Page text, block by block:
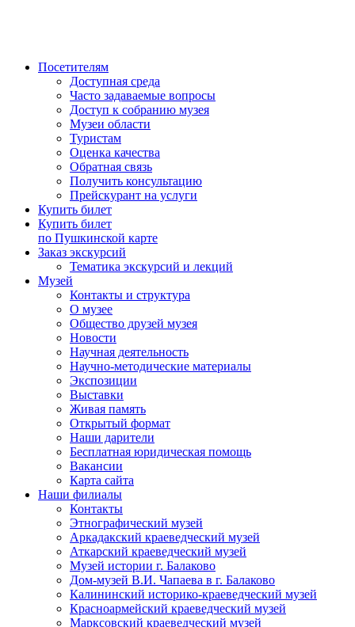
Посетителям
Доступная среда
Часто задаваемые вопросы
Доступ к собранию музея
Музеи области
Туристам
Оценка качества
Обратная связь
Получить консультацию
Прейскурант на услуги
Купить билет
Купить билет
по Пушкинской карте
Заказ экскурсий
Тематика экскурсий и лекций
Музей
Контакты и структура
О музее
Общество друзей музея
Новости
Научная деятельность
Научно-методические материалы
Экспозиции
Выставки
Живая память
Открытый формат
Наши дарители
Бесплатная юридическая помощь
Вакансии
Карта сайта
Наши филиалы
Контакты
Этнографический музей
Аркадакский краеведческий музей
Аткарский краеведческий музей
Музей истории г. Балаково
Дом-музей В.И. Чапаева в г. Балаково
Калининский историко-краеведческий музей
Красноармейский краеведческий музей
Марксовский краеведческий музей